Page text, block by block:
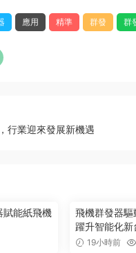
應用 精準 群發 群
行業迎來發展新機遇
賦能紙飛機
飛機群發器
躍升智能化新
19小時前